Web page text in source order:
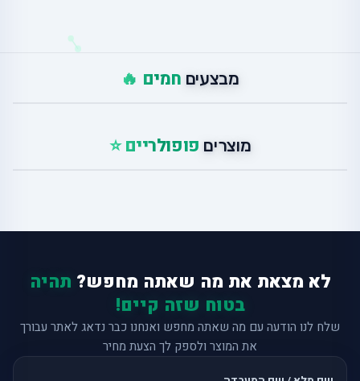
מבצעים חמים 🔥
מוצרים פופולריים ⭐
לא מצאת את מה שאתה מחפש? תהיה
בטוח שזה קיים!
שלח לנו הודעה עם מה שאתה מחפש ואנחנו כבר נדאג לאתר עבורך
את המוצר ולספק לך הצעת מחיר